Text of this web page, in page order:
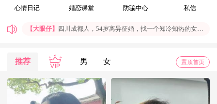
心情日记 婚恋课堂 防骗中心 私信
【大眼仔】
四川成都人，54岁离异征婚，找一个知冷知热的女人结婚过日子，非诚勿扰
【一米阳光】
上海征婚，找一位条件好点、能结婚的伴侣成家
【玉兰花】 山东济南本人，离异带一女儿，大龄男征婚，非诚勿扰。
【红玫】你再不来，我都老啦，个人诚征婚，限广西南宁
【乐园】湖北蕲春离异大龄女征婚，找一个蕲春的、60岁上下的男士结婚，共同过日子，不诚勿扰
推荐 男 女 置顶首页